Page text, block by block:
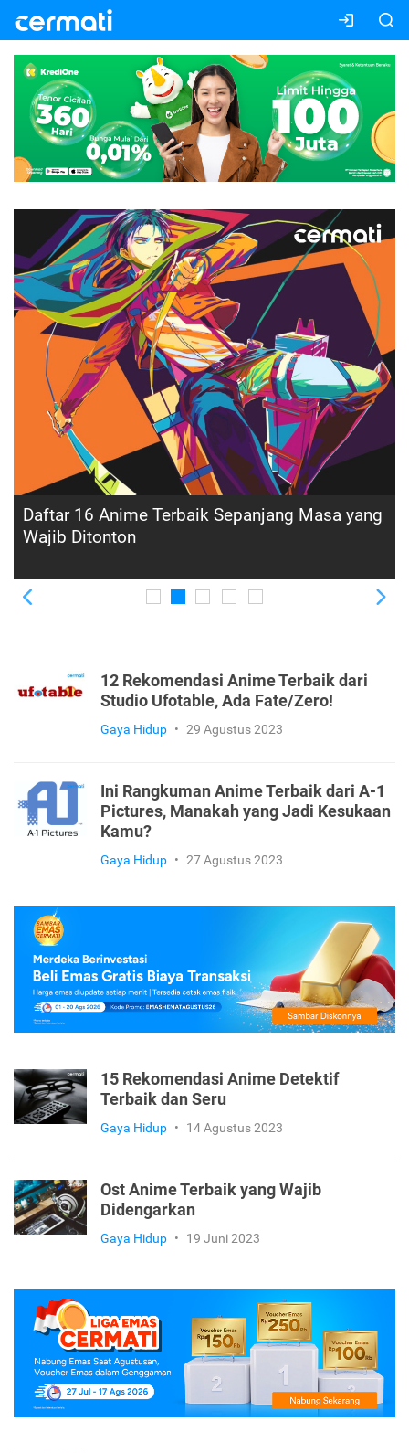
Daftar Lengkap Anime Terbaik dari MAPPA
Studio, Ada Jujutsu Kaisen
12 Rekomendasi Anime Terbaik dari
Studio Ufotable, Ada Fate/Zero!
Gaya Hidup • 29 Agustus 2023
Ini Rangkuman Anime Terbaik dari A-1
Pictures, Manakah yang Jadi Kesukaan
Kamu?
Gaya Hidup • 27 Agustus 2023
15 Rekomendasi Anime Detektif
Terbaik dan Seru
Gaya Hidup • 14 Agustus 2023
Ost Anime Terbaik yang Wajib
Didengarkan
Gaya Hidup • 19 Juni 2023